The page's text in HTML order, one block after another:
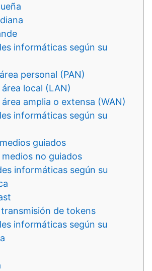
informáticas según su
personal (PAN)
área local (LAN)
área amplia o extensa (WAN)
informáticas según su
guiados
medios no guiados
informáticas según su
transmisión de tokens
informáticas según su